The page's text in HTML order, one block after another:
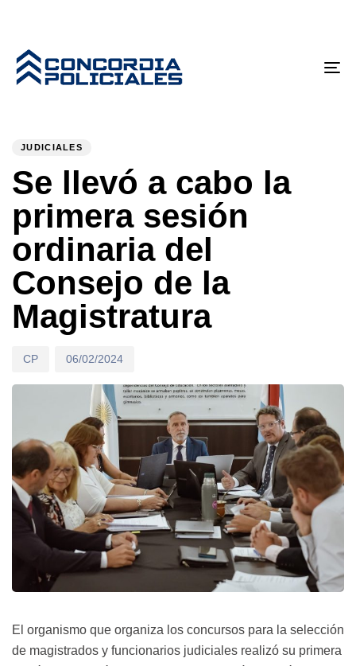
JUDICIALES
Se llevó a cabo la
primera sesión
ordinaria del
Consejo de la
Magistratura
CP 06/02/2024
El organismo que organiza los concursos para la selección
de magistrados y funcionarios judiciales realizó su primera